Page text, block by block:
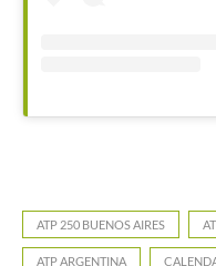
ATP 250 BUENOS AIRES
ATP ARGENTINA